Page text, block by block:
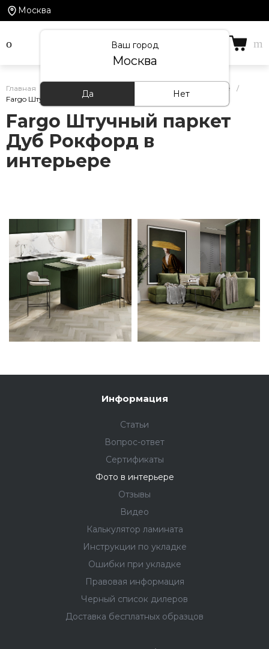
Москва
Ваш город
Москва
Да Нет
Главная Кварцевый ламинат Fargo — фото в интерьере
/
Fargo Штучный паркет Дуб Рокфорд в интерьере
Fargo Штучный паркет
Дуб Рокфорд в
интерьере
Информация
Статьи
Вопрос-ответ
Сертификаты
Фото в интерьере
Отзывы
Видео
Калькулятор ламината
Инструкции по укладке
Ошибки при укладке
Правовая информация
Черный список дилеров
Доставка бесплатных образцов